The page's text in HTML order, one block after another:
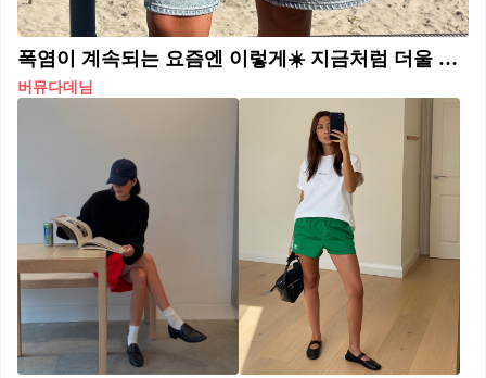
폭염이 계속되는 요즘엔 이렇게☀️ 지금처럼 더울 때 입기 좋은 민소매&반바지 조합 4가지🎽🩳 1. 끈나시에 버뮤다 데님으로 캐주얼한 데일리 코디 2. 민소매 블라우스에 아디다스 쇼츠로 러블리한 믹스매치 스타일링 3. 수트 베스트에 하프 슬랙스로 미니멀한 출근 룩 4. 탱크탑에 농구 바지로 스포티 무드 스타일링
버뮤다데님